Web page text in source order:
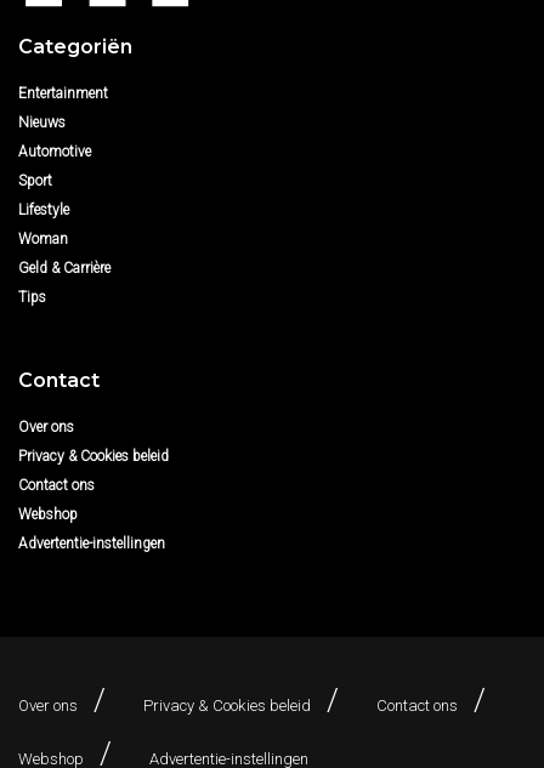
Categoriën
Entertainment
Nieuws
Automotive
Sport
Lifestyle
Woman
Geld & Carrière
Tips
Contact
Over ons
Privacy & Cookies beleid
Contact ons
Webshop
Advertentie-instellingen
Over ons Privacy & Cookies beleid Contact ons
Webshop Advertentie-instellingen